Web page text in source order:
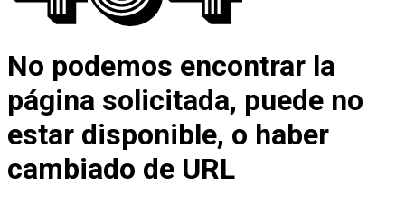
No podemos encontrar la
página solicitada, puede no
estar disponible, o haber
cambiado de URL